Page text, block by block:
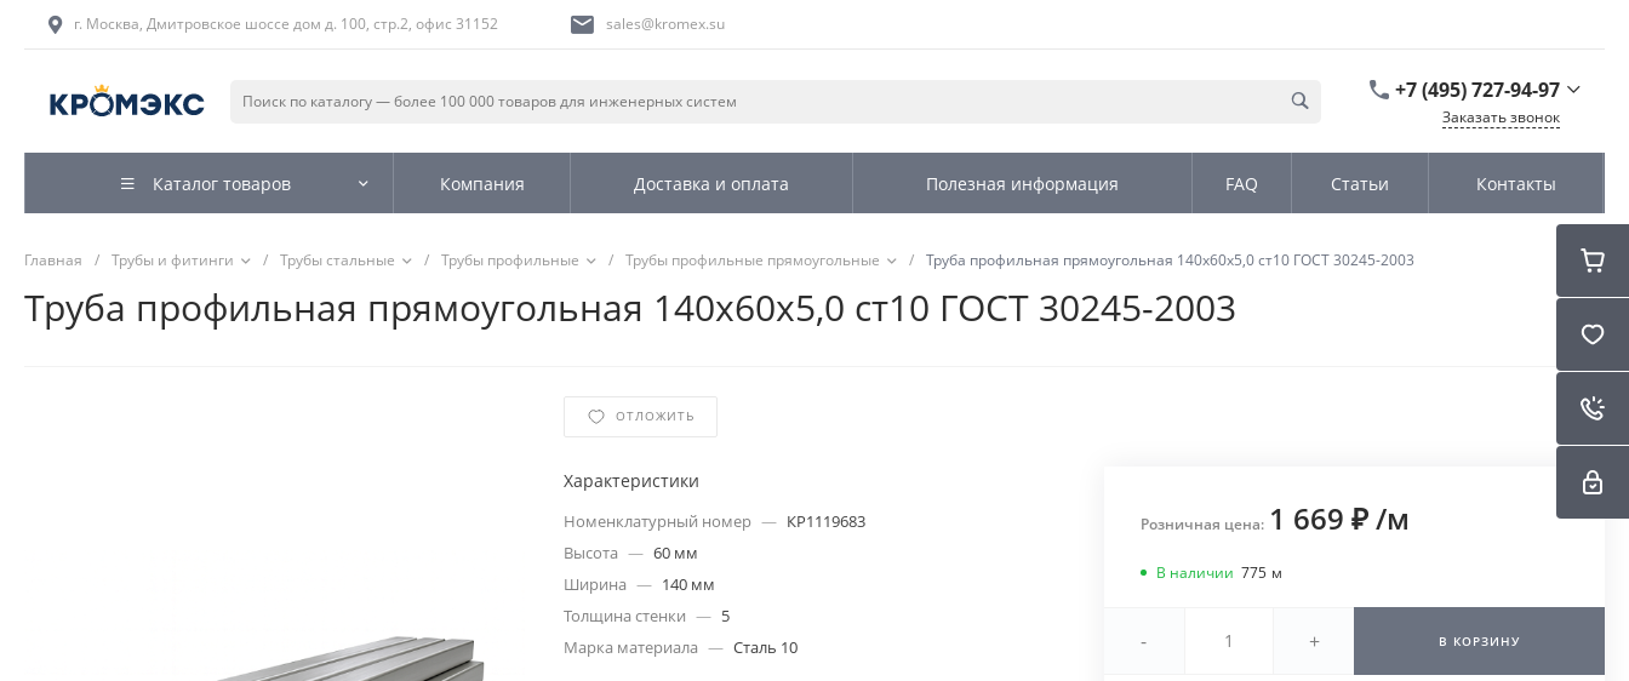
г. Москва, Дмитровское шоссе дом д. 100, стр.2, офис 31152 sales@kromex.su
+7 (495) 727-94-97
Пн-Чт: 9:00-18:00 Пт
Заказать звонок
Каталог товаров Компания Доставка и оплата Полезная информация FAQ Статьи Контакты
Главная / Трубы и фитинги / Трубы стальные / Трубы профильные / Трубы профильные прямоугольные / Труба профильная прямоугольная 140х60х5,0 ст10 ГОСТ 30245-2003
Труба профильная прямоугольная 140х60х5,0 ст10 ГОСТ 30245-2003
ОТЛОЖИТЬ
Характеристики
Номенклатурный номер — КР1119683
Высота — 60 мм
Ширина — 140 мм
Толщина стенки — 5
Марка материала — Сталь 10
Розничная цена: 1 669 ₽/м
В наличии 775 м
- + В КОРЗИНУ